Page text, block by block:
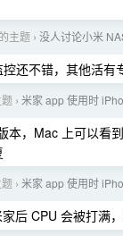
主题 › 没人讨论小米
还不错，其他活有
› 米家 app 使用时
本，Mac 上可以看
› 米家 app 使用时
后 CPU 会被打满